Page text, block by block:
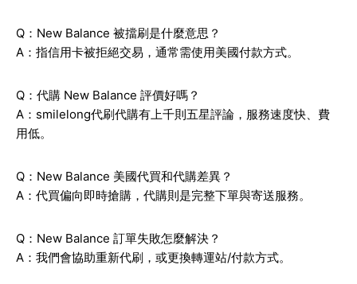
Q：New Balance 被擋刷是什麼意思？
A：指信用卡被拒絕交易，通常需使用美國付款方式。
Q：代購 New Balance 評價好嗎？
A：smilelong代刷代購有上千則五星評論，服務速度快、費
用低。
Q：New Balance 美國代買和代購差異？
A：代買偏向即時搶購，代購則是完整下單與寄送服務。
Q：New Balance 訂單失敗怎麼解決？
A：我們會協助重新代刷，或更換轉運站/付款方式。